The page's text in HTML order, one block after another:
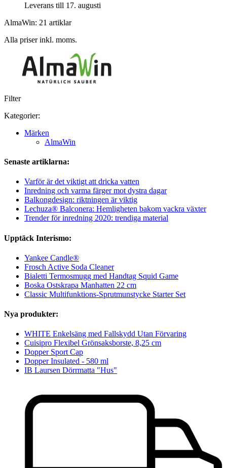
Leverans till 17. augusti
AlmaWin: 21 artiklar
Alla priser inkl. moms.
Filter
Kategorier:
Märken
AlmaWin
Senaste artiklarna:
Varför är det viktigt att dricka vatten
Inredning och varma färger mot dystra dagar
Balkongdesign: riktningen är viktig
Lechuza® Balconera: Hemligheten bakom vackra växter
Trender för inredning 2020: trendiga material
Upptäck Interismo:
Yankee Candle®
Frosch Active Soda Cleaner
Bialetti Termosmugg med Handtag Squid Game
Boska Ostskrapa Manhatten 22 cm
Classic Multifunktions-Sprutmunstycke Starter Set
Nya produkter:
WHITE Enkelsäng med Fallskydd Utan Förvaring
Cuisipro Flexibel Grönsaksborste, 8,25 cm
Dopper Sport Cap
Dopper Insulated - 580 ml
IB Laursen Dörrmatta "Hus"